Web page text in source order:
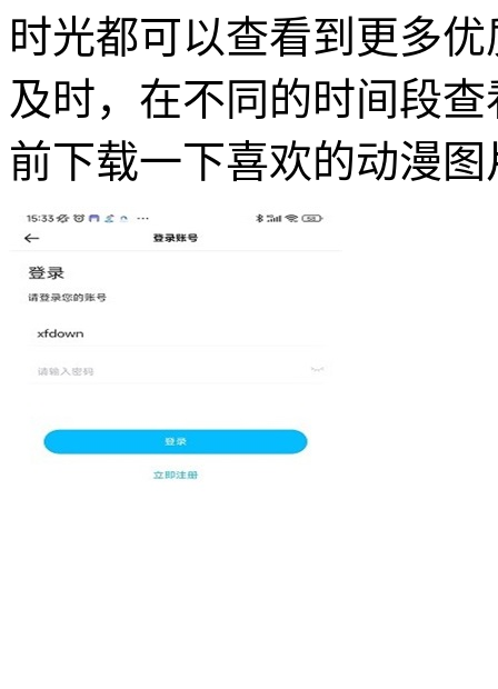
时光都可以查看到更多
及时，在不同的时间段
前下载一下喜欢的动漫